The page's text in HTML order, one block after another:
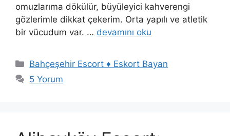
omuzlarıma dökülür, büyüleyici kahverengi
gözlerimle dikkat çekerim. Orta yapılı ve atletik
bir vücudum var. … devamını oku
Kategoriler
Bahçeşehir Escort ♦️ Eskort Bayan
5 Yorum